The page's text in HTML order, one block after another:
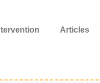
Articles